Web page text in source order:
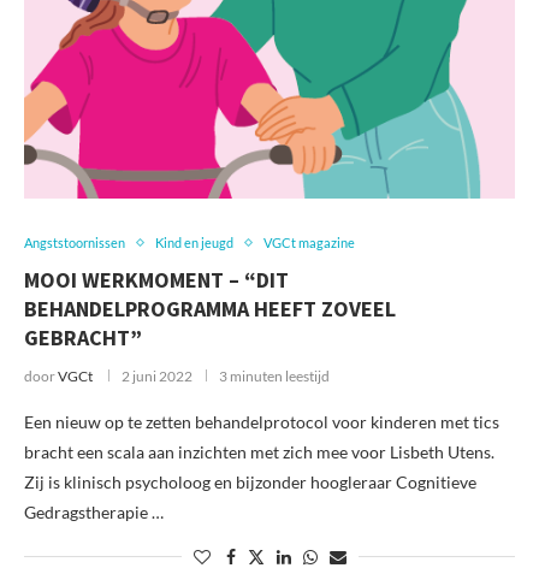
Angststoornissen Kind en jeugd VGCt magazine
MOOI WERKMOMENT – “DIT
BEHANDELPROGRAMMA HEEFT ZOVEEL
GEBRACHT”
doorVGCt 2 juni 2022 3 minuten leestijd
Een nieuw op te zetten behandelprotocol voor kinderen met tics
bracht een scala aan inzichten met zich mee voor Lisbeth Utens.
Zij is klinisch psycholoog en bijzonder hoogleraar Cognitieve
Gedragstherapie …